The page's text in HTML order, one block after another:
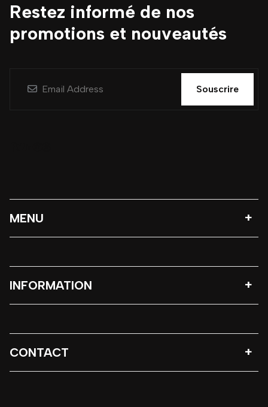
Restez informé de nos
promotions et nouveautés
Souscrire
MENU
INFORMATION
CONTACT